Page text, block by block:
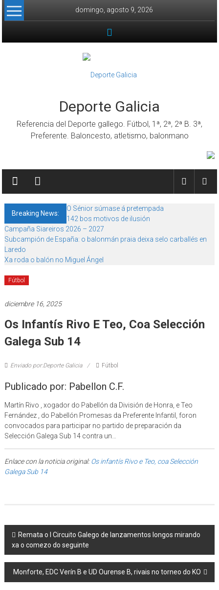
Skip to content
domingo, agosto 9, 2026
Deporte Galicia
Referencia del Deporte gallego. Fútbol, 1ª, 2ª, 2ª B. 3ª,
Preferente. Baloncesto, atletismo, balonmano
Breaking News:
O Sénior súmase á pretempada
142 bos motivos de ilusión
Campaña Siareiros 2026 – 2027
Subcampión de España: o balonmán praia deixa selo carballés en
Laredo
Xa roda o balón no Miguel Ángel
Fútbol
diciembre 16, 2025
Os Infantís Rivo E Teo, Coa Selección
Galega Sub 14
Enviado por:Deporte Galicia Fútbol
Publicado por: Pabellon C.F.
Martín Rivo , xogador do Pabellón da División de Honra, e Teo
Fernández , do Pabellón Promesas da Preferente Infantil, foron
convocados para participar no partido de preparación da
Selección Galega Sub 14 contra un…
Enlace con la noticia original:Os infantís Rivo e Teo, coa Selección
Galega Sub 14
Post navigation
Remata o I Circuito Galego de lanzamentos longos mirando
xa o comezo do seguinte
Monforte, EDC Verín B e UD Ourense B, rivais no torneo do KO